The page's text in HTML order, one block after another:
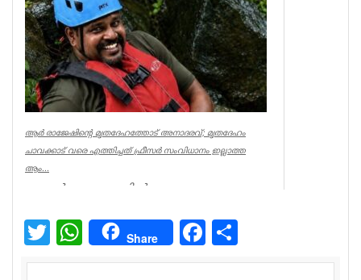
Kerala
ആര്‍ രാജേഷിന്റെ മൃതദേഹത്തോട് അനാദരവ്; മൃതദേഹം
ചാവക്കാട് വരെ എത്തിച്ചത് ഫ്രീസര്‍ സംവിധാനം ഇല്ലാത്ത
ആം...
കണ്ണൂര്‍ ചെറുപുഴയില്‍
നീന്തല്‍ പരിശീലകന്‍ ആര്‍ രാജേഷിന്റെ മ...
Latest News
Twitter WhatsAppShare Facebook